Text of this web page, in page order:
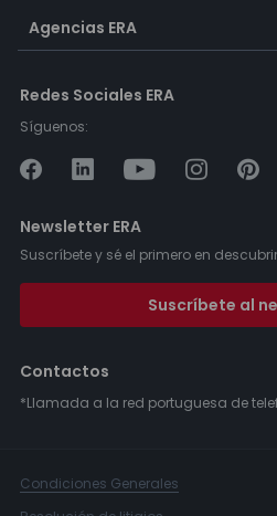
Agencias ERA
Redes Sociales ERA
Síguenos:
Newsletter ERA
Suscríbete y sé el primero en
Suscríbete al
Contactos
*Llamada a la red portuguesa de
Condiciones Generales